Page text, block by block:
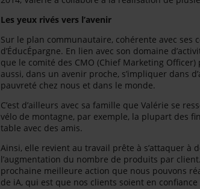
Les yeux rivés vers l’avenir
Sur le plan communautaire, cohérente avec ses
d’ÉducÉpargne. En lien avec son domaine
que le comité des CMO (Chief Marketing
aussi, dans un avenir proche, s’impliquer dans
pauvreté chez nous et dans le monde.
C’est d’ailleurs avec sa famille que Valérie se
vélo de montagne, par exemple, la plupart des
table avec des amis.
Ainsi, elle revient au travail prête à s’attaquer à
l’augmentation du nombre de produits par
prochaine meilleure action que nous pouvons
de iA, qui est que nos clients soient en